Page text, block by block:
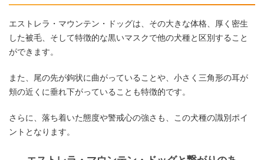
エストレラ・マウンテン・ドッグは、その大きな体格、厚く密生
した被毛、そして特徴的な黒いマスクで他の犬種と区別すること
ができます。
また、尾の先が鉤状に曲がっていることや、小さく三角形の耳が
頬の近くに垂れ下がっていることも特徴的です。
さらに、落ち着いた態度や警戒心の強さも、この犬種の識別ポイ
ントとなります。